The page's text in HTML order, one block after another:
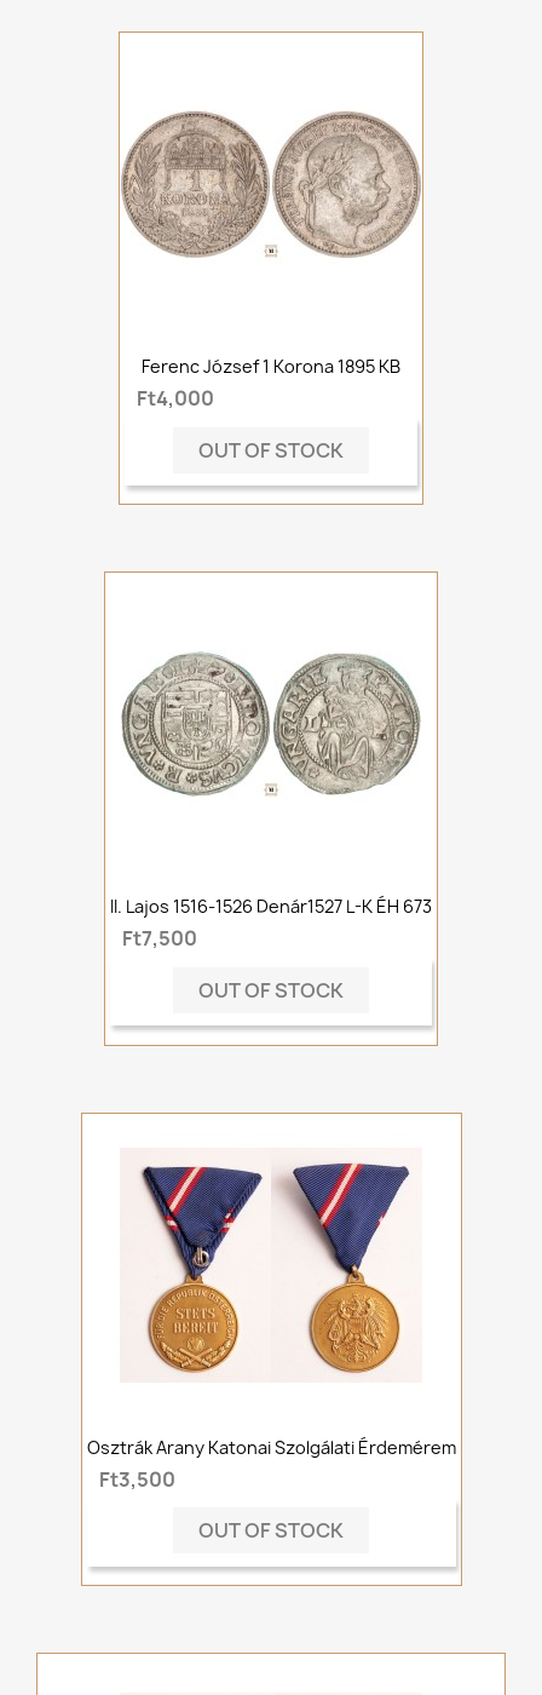
Ferenc József 1 Korona 1895 KB
Ft4,000
OUT OF STOCK
II. Lajos 1516-1526 Denár1527 L-K ÉH 673
Ft7,500
OUT OF STOCK
Osztrák Arany Katonai Szolgálati Érdemérem
Ft3,500
OUT OF STOCK